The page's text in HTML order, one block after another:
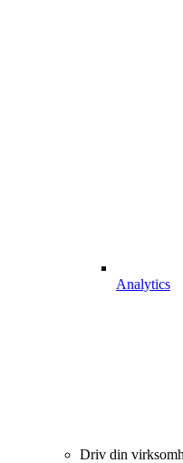
Analytics
Driv din